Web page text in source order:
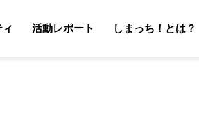
活動レポート しまっち！とは？